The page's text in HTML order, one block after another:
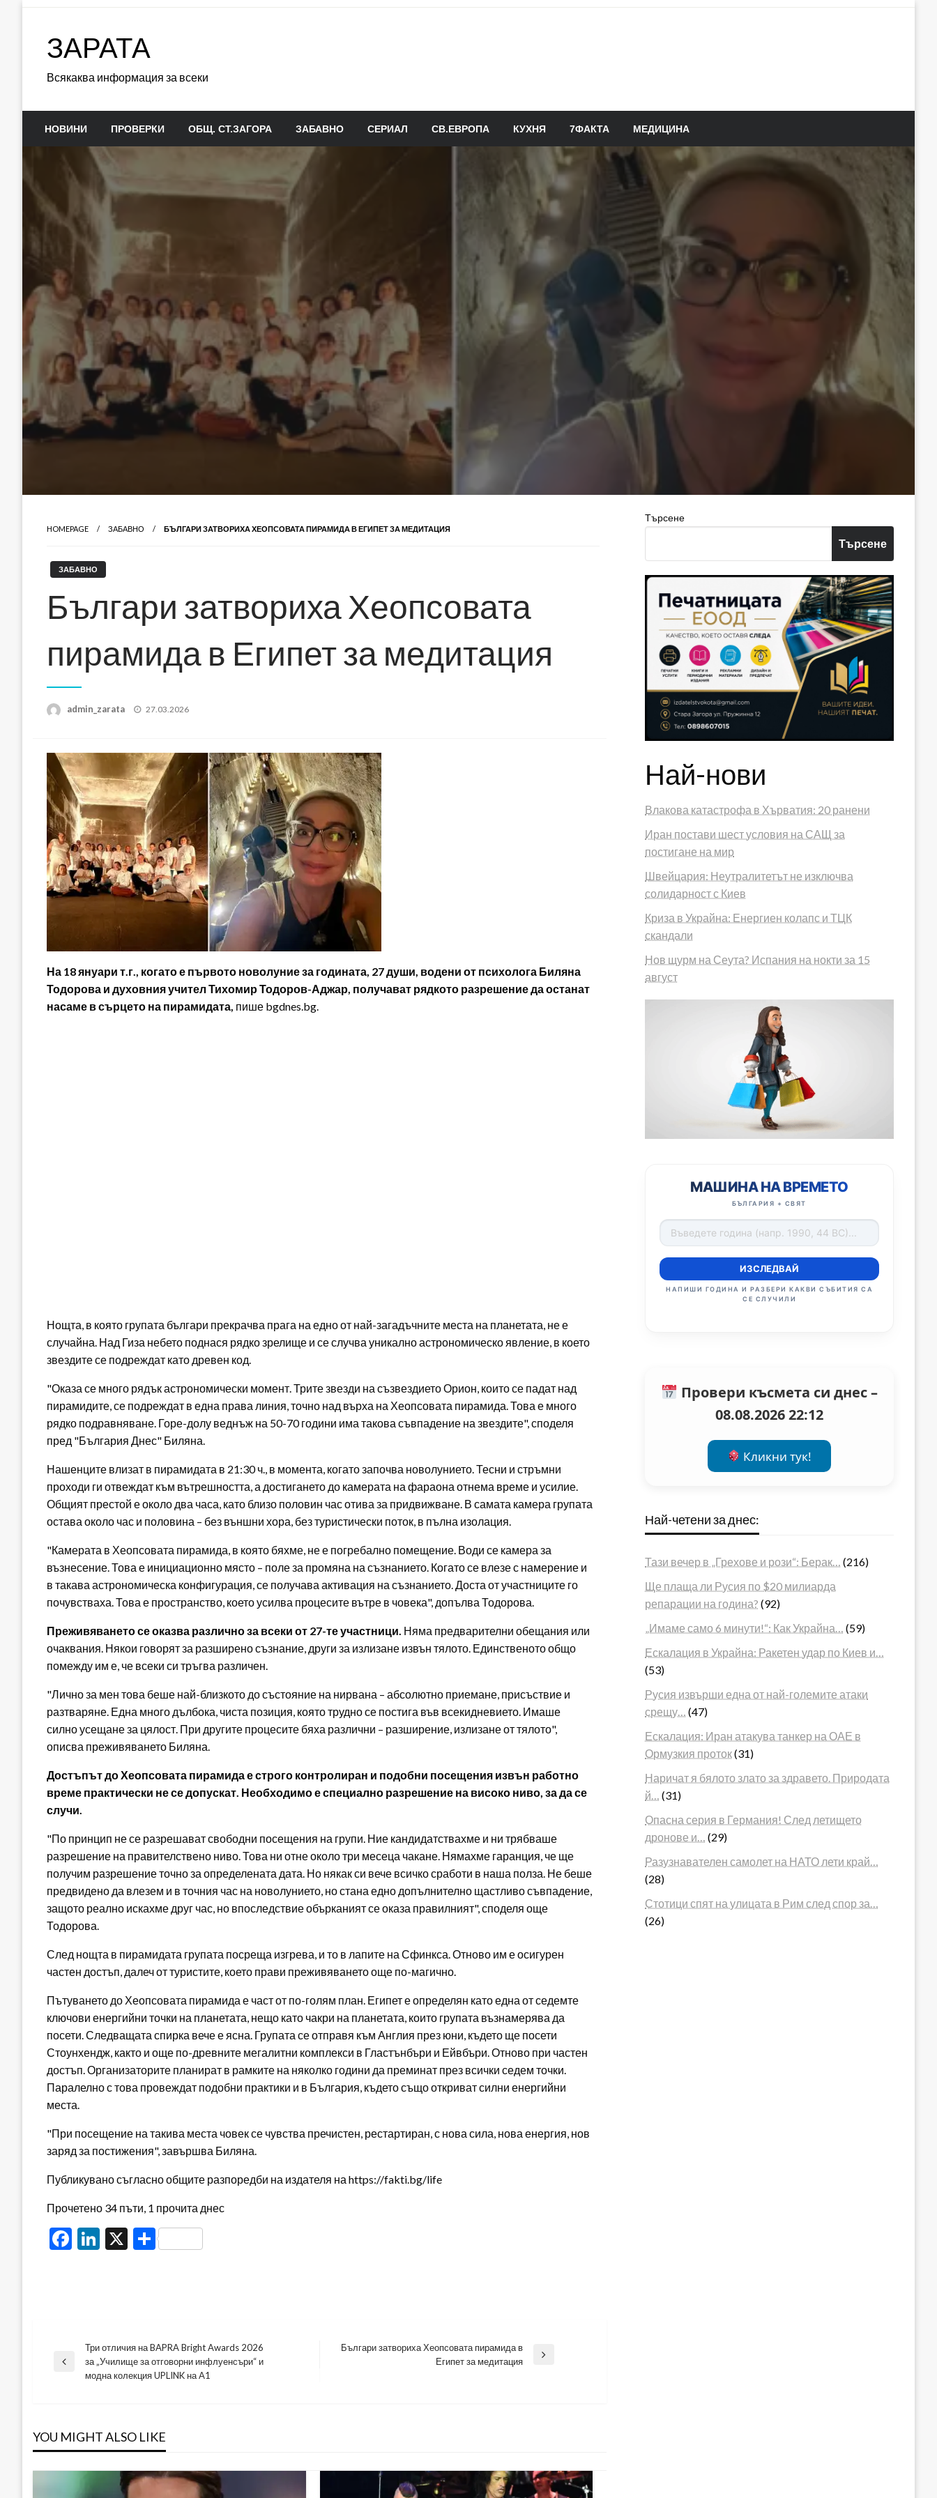
ЗАРАТА
Всякаква информация за всеки
НОВИНИ ПРОВЕРКИ ОБЩ. СТ.ЗАГОРА ЗАБАВНО СЕРИАЛ СВ.ЕВРОПА КУХНЯ 7ФАКТА МЕДИЦИНА
HOMEPAGE ЗАБАВНО БЪЛГАРИ ЗАТВОРИХА ХЕОПСОВАТА ПИРАМИДА В ЕГИПЕТ ЗА МЕДИТАЦИЯ
ЗАБАВНО
Българи затвориха Хеопсовата
пирамида в Египет за медитация
admin_zarata
Posted
27.03.2026
На 18 януари т.г., когато е първото новолуние за годината, 27 души, водени от психолога Биляна
Тодорова и духовния учител Тихомир Тодоров-Аджар, получават рядкото разрешение да останат
насаме в сърцето на пирамидата, пише bgdnes.bg.
Нощта, в която групата българи прекрачва прага на едно от най-загадъчните места на планетата, не е
случайна. Над Гиза небето поднася рядко зрелище и се случва уникално астрономическо явление, в което
звездите се подреждат като древен код.
"Оказа се много рядък астрономически момент. Трите звезди на съзвездието Орион, които се падат над
пирамидите, се подреждат в една права линия, точно над върха на Хеопсовата пирамида. Това е много
рядко подравняване. Горе-долу веднъж на 50-70 години има такова съвпадение на звездите", споделя
пред "България Днес" Биляна.
Нашенците влизат в пирамидата в 21:30 ч., в момента, когато започва новолунието. Тесни и стръмни
проходи ги отвеждат към вътрешността, а достигането до камерата на фараона отнема време и усилие.
Общият престой е около два часа, като близо половин час отива за придвижване. В самата камера групата
остава около час и половина – без външни хора, без туристически поток, в пълна изолация.
"Камерата в Хеопсовата пирамида, в която бяхме, не е погребално помещение. Води се камера за
възнесение. Това е инициационно място – поле за промяна на съзнанието. Когато се влезе с намерение и
в такава астрономическа конфигурация, се получава активация на съзнанието. Доста от участниците го
почувстваха. Това е пространство, което усилва процесите вътре в човека", допълва Тодорова.
Преживяването се оказва различно за всеки от 27-те участници. Няма предварителни обещания или
очаквания. Някои говорят за разширено съзнание, други за излизане извън тялото. Единственото общо
помежду им е, че всеки си тръгва различен.
"Лично за мен това беше най-близкото до състояние на нирвана – абсолютно приемане, присъствие и
разтваряне. Една много дълбока, чиста позиция, която трудно се постига във всекидневието. Имаше
силно усещане за цялост. При другите процесите бяха различни – разширение, излизане от тялото",
описва преживяването Биляна.
Достъпът до Хеопсовата пирамида е строго контролиран и подобни посещения извън работно
време практически не се допускат. Необходимо е специално разрешение на високо ниво, за да се
случи.
"По принцип не се разрешават свободни посещения на групи. Ние кандидатствахме и ни трябваше
разрешение на правителствено ниво. Това ни отне около три месеца чакане. Нямахме гаранция, че ще
получим разрешение точно за определената дата. Но някак си вече всичко сработи в наша полза. Не беше
предвидено да влезем и в точния час на новолунието, но стана едно допълнително щастливо съвпадение,
защото реално искахме друг час, но впоследствие обърканият се оказа правилният", споделя още
Тодорова.
След нощта в пирамидата групата посреща изгрева, и то в лапите на Сфинкса. Отново им е осигурен
частен достъп, далеч от туристите, което прави преживяването още по-магично.
Пътуването до Хеопсовата пирамида е част от по-голям план. Египет е определян като една от седемте
ключови енергийни точки на планетата, нещо като чакри на планетата, които групата възнамерява да
посети. Следващата спирка вече е ясна. Групата се отправя към Англия през юни, където ще посети
Стоунхендж, както и още по-древните мегалитни комплекси в Гластънбъри и Ейвбъри. Отново при частен
достъп. Организаторите планират в рамките на няколко години да преминат през всички седем точки.
Паралелно с това провеждат подобни практики и в България, където също откриват силни енергийни
места.
"При посещение на такива места човек се чувства пречистен, рестартиран, с нова сила, нова енергия, нов
заряд за постижения", завършва Биляна.
Публикувано съгласно общите разпоредби на издателя на https://fakti.bg/life
Прочетено 34 пъти, 1 прочита днес
Facebook
LinkedIn
X Share
Навигация
Previous
Три отличия на BAPRA Bright Awards 2026
за „Училище за отговорни инфлуенсъри“ и
модна колекция UPLINK на A1
Българи затвориха Хеопсовата пирамида в
Египет за медитация
YOU MIGHT ALSO LIKE
Търсене
Търсене
Най-нови
Влакова катастрофа в Хърватия: 20 ранени
Иран постави шест условия на САЩ за
постигане на мир
Швейцария: Неутралитетът не изключва
солидарност с Киев
Криза в Украйна: Енергиен колапс и ТЦК
скандали
Нов щурм на Сеута? Испания на нокти за 15
август
МАШИНА НА ВРЕМЕТО
БЪЛГАРИЯ + СВЯТ
ИЗСЛЕДВАЙ
НАПИШИ ГОДИНА И РАЗБЕРИ КАКВИ СЪБИТИЯ СА
СЕ СЛУЧИЛИ
Провери късмета си днес –
08.08.2026 22:12
Кликни тук!
Най-четени за днес:
Тази вечер в „Грехове и рози“: Берак…
(216)
Ще плаща ли Русия по $20 милиарда
репарации на година? (92)
„Имаме само 6 минути!“: Как Украйна…
(59)
Ескалация в Украйна: Ракетен удар по Киев и…
(53)
Русия извърши една от най-големите атаки
срещу…
(47)
Ескалация: Иран атакува танкер на ОАЕ в
Ормузкия проток(31)
Наричат я бялото злато за здравето. Природата
й…
(31)
Опасна серия в Германия! След летището
дронове и…
(29)
Разузнавателен самолет на НАТО лети край…
(28)
Стотици спят на улицата в Рим след спор за…
(26)